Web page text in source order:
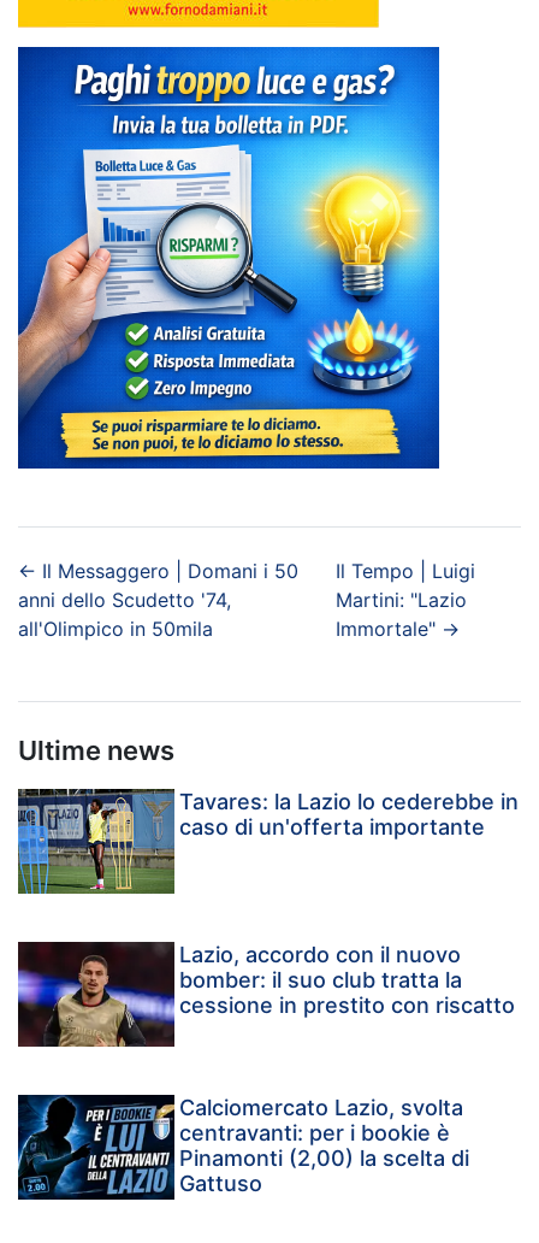
← Il Messaggero | Domani i 50
anni dello Scudetto '74,
all'Olimpico in 50mila
Il Tempo | Luigi
Martini: "Lazio
Immortale" →
Ultime news
Tavares: la Lazio lo cederebbe in
caso di un'offerta importante
Lazio, accordo con il nuovo
bomber: il suo club tratta la
cessione in prestito con riscatto
Calciomercato Lazio, svolta
centravanti: per i bookie è
Pinamonti (2,00) la scelta di
Gattuso